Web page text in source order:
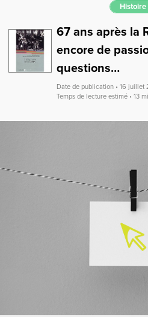
Histoire
67 ans après la
encore de
questions…
Date de publication • 16 juillet
Temps de lecture estimé • 13